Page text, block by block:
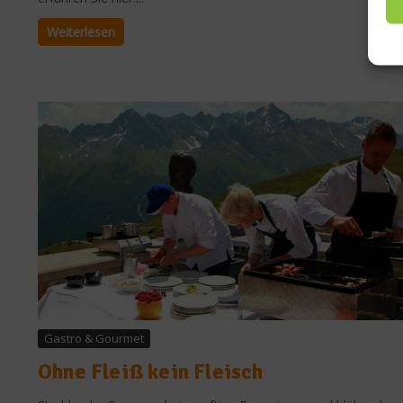
Weiterlesen
Gastro & Gourmet
Ohne Fleiß kein Fleisch